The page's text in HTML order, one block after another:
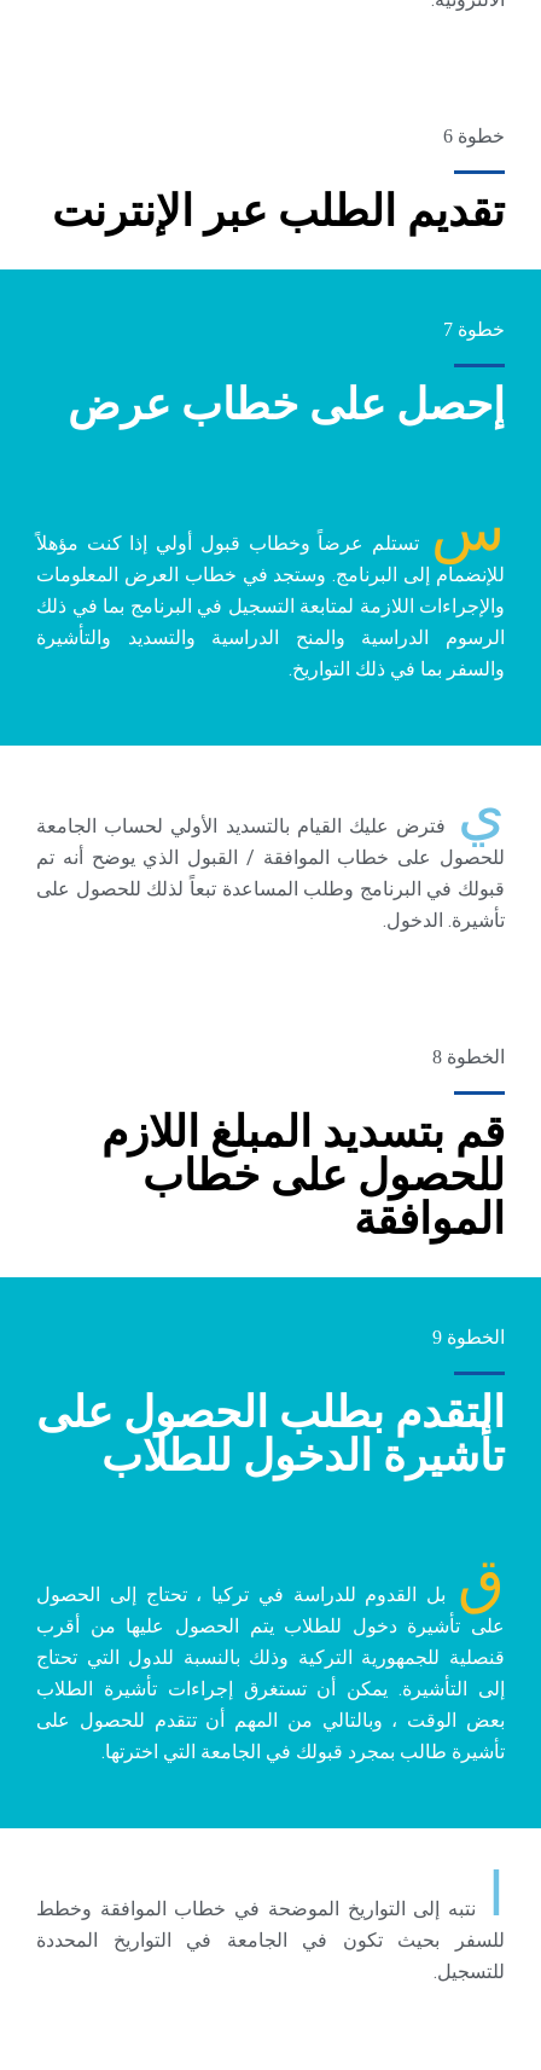
تقديم الطلب عبر الإنترنت
خطوة 6
إحصل على خطاب عرض
خطوة 7
س
تستلم عرضاً وخطاب قبول أولي إذا كنت مؤهلاً
للإنضمام إلى البرنامج. وستجد في خطاب العرض المعلومات
والإجراءات اللازمة لمتابعة التسجيل في البرنامج بما في ذلك
الرسوم الدراسية والمنح الدراسية والتسديد والتأشيرة
والسفر بما في ذلك التواريخ.
ي
فترض عليك القيام بالتسديد الأولي لحساب الجامعة
للحصول على خطاب الموافقة / القبول الذي يوضح أنه تم
قبولك في البرنامج وطلب المساعدة تبعاً لذلك للحصول على
تأشيرة. الدخول.
قم بتسديد المبلغ اللازم
للحصول على خطاب
الموافقة
الخطوة 8
التقدم بطلب الحصول على
تأشيرة الدخول للطلاب
الخطوة 9
ق
بل القدوم للدراسة في تركيا ، تحتاج إلى الحصول
على تأشيرة دخول للطلاب يتم الحصول عليها من أقرب
قنصلية للجمهورية التركية وذلك بالنسبة للدول التي تحتاج
إلى التأشيرة. يمكن أن تستغرق إجراءات تأشيرة الطلاب
بعض الوقت ، وبالتالي من المهم أن تتقدم للحصول على
تأشيرة طالب بمجرد قبولك في الجامعة التي اخترتها.
نتبه إلى التواريخ الموضحة في خطاب الموافقة وخطط
للسفر بحيث تكون في الجامعة في التواريخ المحددة
للتسجيل.